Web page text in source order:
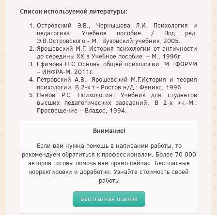
Список используемой литературы:
Островский Э.В., Чернышова Л.И. Психология и
педагогика: Учебное пособие / Под ред.
Э.В.Островского.- М.: Вузовский учебник, 2005.
Ярошевский М.Г. История психологии от античности
до середины XX в Учебное пособие. – М., 1996г.
Ефимова Н.С Основы общей психологии. М.: ФОРУМ
– ИНФРА-М. 2011г.
Петровский А.В., Ярошевский М.Г.История и теория
психологии. В 2-х т.- Ростов н/Д.: Феникс, 1996.
Немов Р.С. Психология: Учебник для студентов
высших педагогических заведений. В 2-х кн.-М.;
Просвещение – Владос, 1994.
Внимание!
Если вам нужна помощь в написании работы, то
рекомендуем обратиться к профессионалам. Более 70 000
авторов готовы помочь вам прямо сейчас. Бесплатные
корректировки и доработки. Узнайте стоимость своей
работы
Бесплатная оценка